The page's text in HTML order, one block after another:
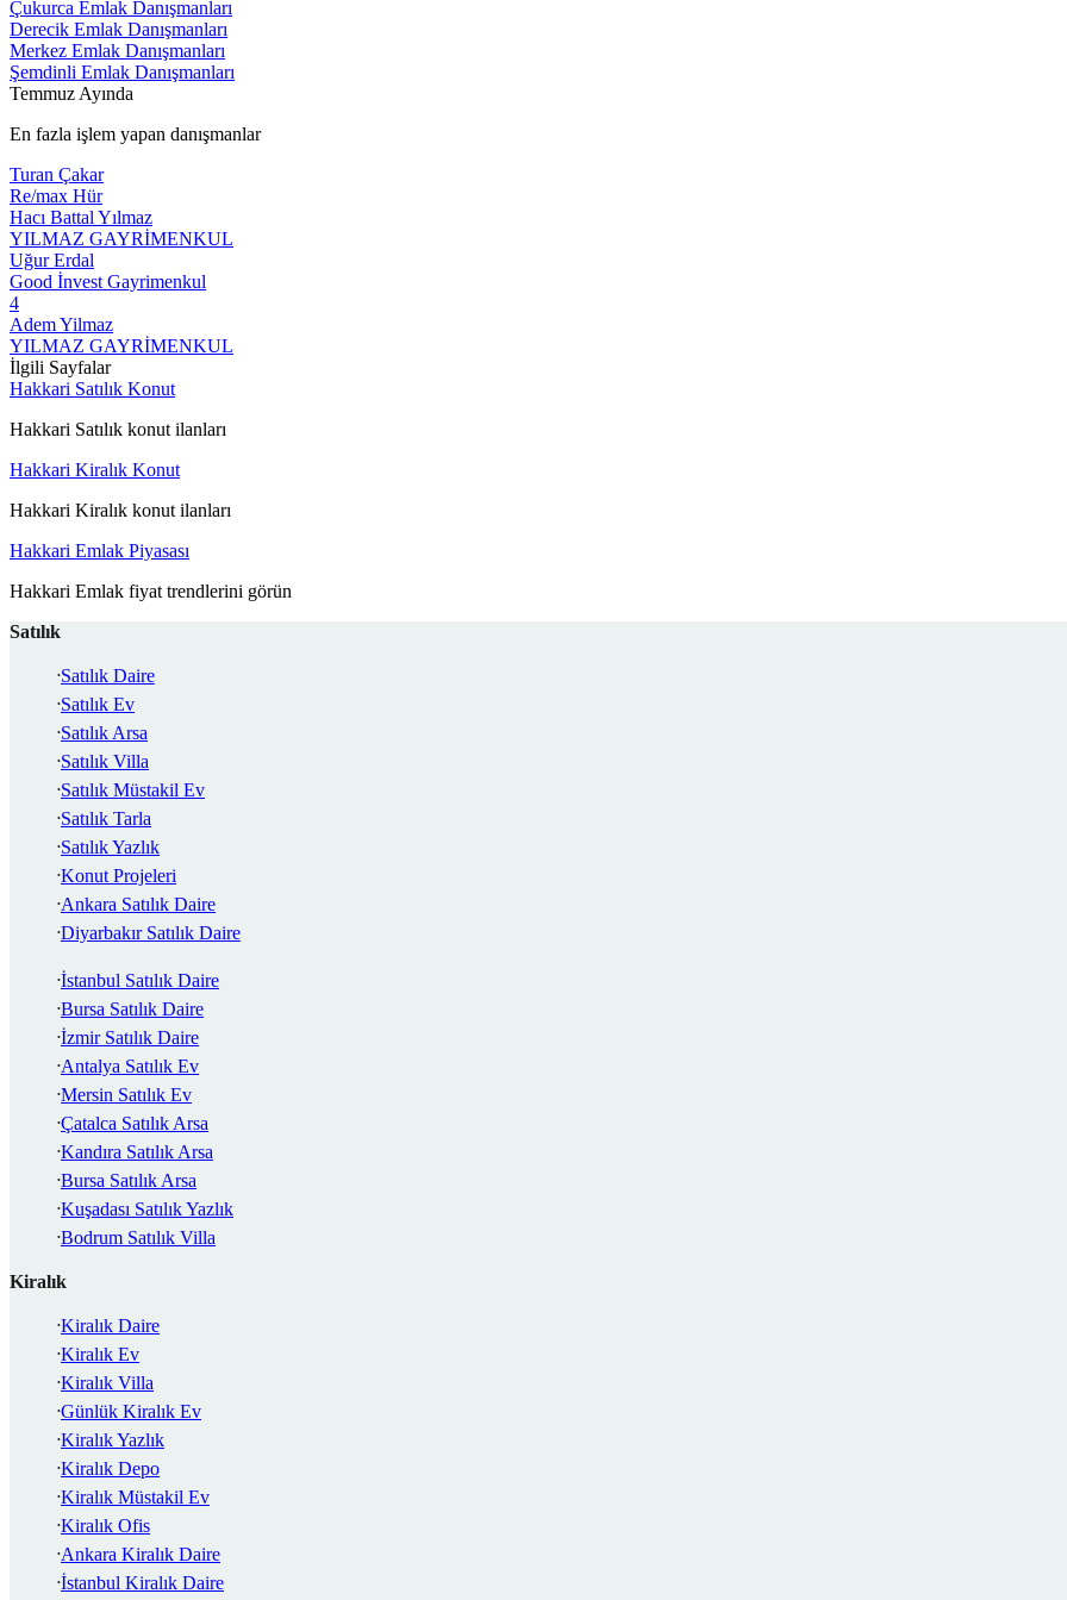
Çukurca Emlak Danışmanları
Derecik Emlak Danışmanları
Merkez Emlak Danışmanları
Şemdinli Emlak Danışmanları
Temmuz Ayında
En fazla işlem yapan danışmanlar
Turan Çakar
Re/max Hür
Hacı Battal Yılmaz
YILMAZ GAYRİMENKUL
Uğur Erdal
Good İnvest Gayrimenkul
4
Adem Yilmaz
YILMAZ GAYRİMENKUL
İlgili Sayfalar
Hakkari Satılık Konut
Hakkari Satılık konut ilanları
Hakkari Kiralık Konut
Hakkari Kiralık konut ilanları
Hakkari Emlak Piyasası
Hakkari Emlak fiyat trendlerini görün
Satılık
Satılık Daire
Satılık Ev
Satılık Arsa
Satılık Villa
Satılık Müstakil Ev
Satılık Tarla
Satılık Yazlık
Konut Projeleri
Ankara Satılık Daire
Diyarbakır Satılık Daire
İstanbul Satılık Daire
Bursa Satılık Daire
İzmir Satılık Daire
Antalya Satılık Ev
Mersin Satılık Ev
Çatalca Satılık Arsa
Kandıra Satılık Arsa
Bursa Satılık Arsa
Kuşadası Satılık Yazlık
Bodrum Satılık Villa
Kiralık
Kiralık Daire
Kiralık Ev
Kiralık Villa
Günlük Kiralık Ev
Kiralık Yazlık
Kiralık Depo
Kiralık Müstakil Ev
Kiralık Ofis
Ankara Kiralık Daire
İstanbul Kiralık Daire